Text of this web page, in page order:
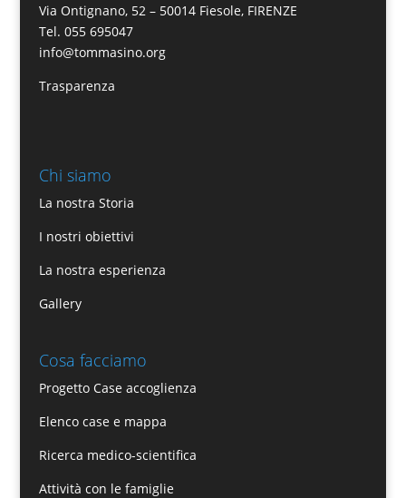
Via Ontignano, 52 – 50014 Fiesole, FIRENZE
Tel. 055 695047
info@tommasino.org
Trasparenza
Chi siamo
La nostra Storia
I nostri obiettivi
La nostra esperienza
Gallery
Cosa facciamo
Progetto Case accoglienza
Elenco case e mappa
Ricerca medico-scientifica
Attività con le famiglie